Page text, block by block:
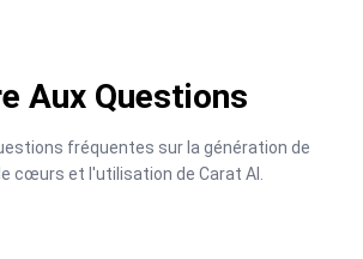
Aux Questions
fréquentes sur la génération de
cœurs et l'utilisation de Carat AI.